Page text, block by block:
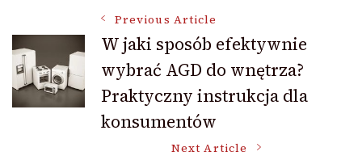
Post
Navigation
Previous Article
W jaki sposób efektywnie
wybrać AGD do wnętrza?
Praktyczny instrukcja dla
konsumentów
Next Article